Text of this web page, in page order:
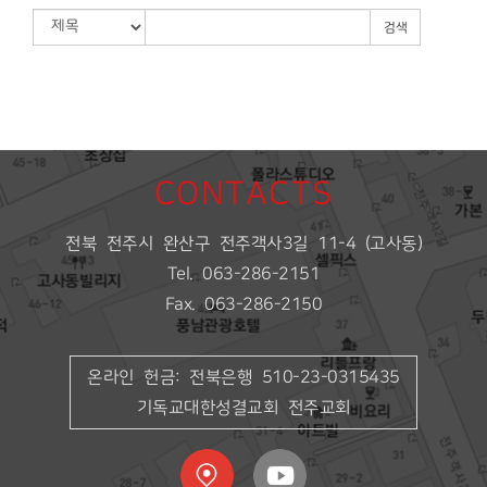
검색
CONTACTS
전북 전주시 완산구 전주객사3길 11-4 (고사동)
Tel. 063-286-2151
Fax. 063-286-2150
온라인 헌금: 전북은행 510-23-0315435
기독교대한성결교회 전주교회